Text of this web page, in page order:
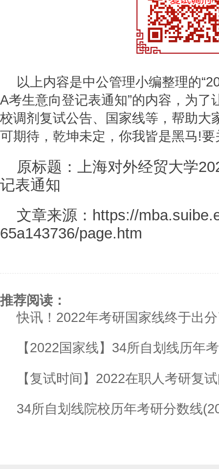
以上内容是中公管理小编整理的“
A考生意向登记表通知”的内容，为了
校调剂复试公告、国家线等，帮助大
可期待，乾坤未定，你我皆是黑马!
原标题：上海对外经贸大学
记表通知
文章来源：https://
65a143736/page.htm
推荐阅读：
快讯！2022年考研国家线终于出
【2022国家线】34所自划线历年
【复试时间】2022在职人考研复
34所自划线院校历年考研分数线